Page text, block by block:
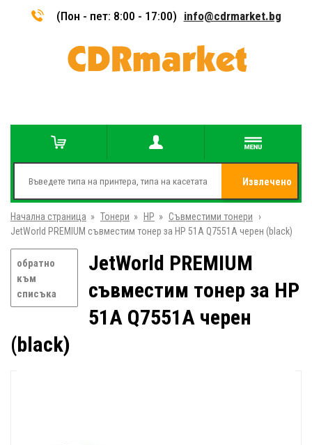
(Пон - пет: 8:00 - 17:00) info@cdrmarket.bg
Извлечено
от
Начална страница » Тонери » HP » Съвместими тонери
»
JetWorld PREMIUM съвместим тонер за HP 51A Q7551A черен (black)
обратно
към
списъка
JetWorld PREMIUM
съвместим тонер за HP
51A Q7551A черен
(black)